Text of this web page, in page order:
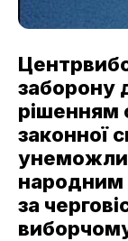
заборону
рішенням
законної
народним
за